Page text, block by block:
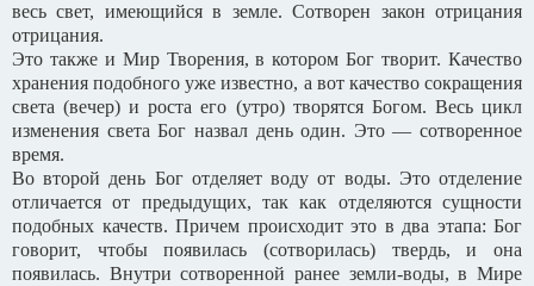
весь свет, имеющийся в земле. Сотворен закон отрицания
отрицания.
Это также и Мир Творения, в котором Бог творит. Качество
хранения подобного уже известно, а вот качество сокращения
света (вечер) и роста его (утро) творятся Богом. Весь цикл
изменения света Бог назвал день один. Это — сотворенное
время.
Во второй день Бог отделяет воду от воды. Это отделение
отличается от предыдущих, так как отделяются сущности
подобных качеств. Причем происходит это в два этапа: Бог
говорит, чтобы появилась (сотворилась) твердь, и она
появилась. Внутри сотворенной ранее земли-воды, в Мире